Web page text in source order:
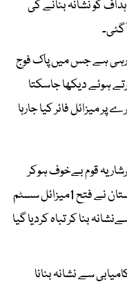
اہداف کو نشانہ بنانے کی
ہے جس میں پاک فوج
ہوئے دیکھا جاسکتا
میزائل فائر کیا جارہا
یہ قوم بےخوف ہوکر
بھارتی تباہی کامنظر دیکھ رہے ہیں، پاکستان نے فتح 1میزائل سسٹم
بنا کر تباہ کردیا گیا
سے نشانہ بنانا